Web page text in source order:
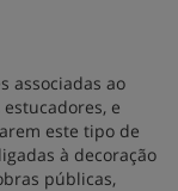
associadas ao
e
este tipo de
à decoração
públicas,